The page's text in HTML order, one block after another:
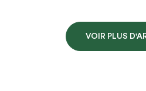
VOIR PLUS